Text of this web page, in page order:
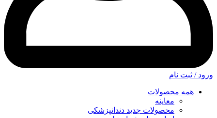
ورود / ثبت نام
همه محصولات
معاینه
محصولات جدید دندانپزشکی